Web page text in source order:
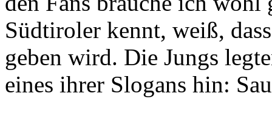
Südtiroler kennt, weiß,
geben wird. Die Jungs
eines ihrer Slogans hin: